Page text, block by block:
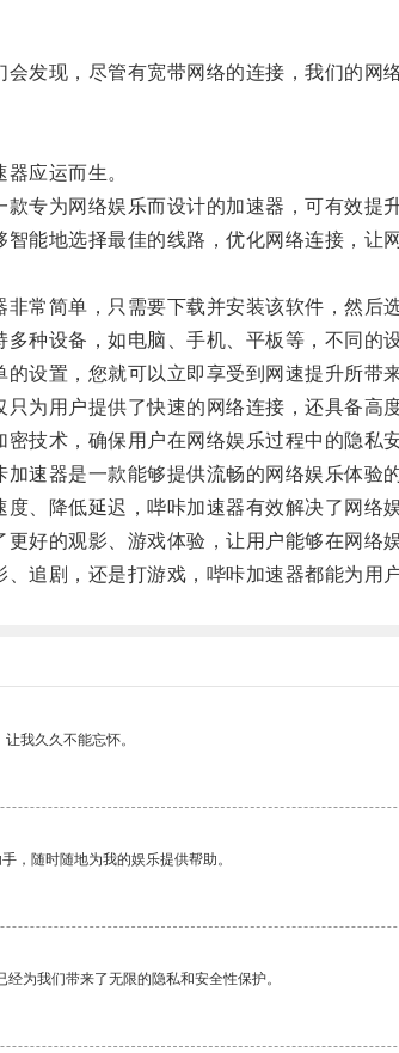
现，尽管有宽带网络的连接，我们的网
应运而生。
为网络娱乐而设计的加速器，可有效提升
地选择最佳的线路，优化网络连接，让
简单，只需要下载并安装该软件，然后选
设备，如电脑、手机、平板等，不同的
置，您就可以立即享受到网速提升所带来
用户提供了快速的网络连接，还具备高度
术，确保用户在网络娱乐过程中的隐私安
器是一款能够提供流畅的网络娱乐体验的
降低延迟，哔咔加速器有效解决了网络娱
的观影、游戏体验，让用户能够在网络娱
剧，还是打游戏，哔咔加速器都能为用
我久久不能忘怀。
，随时随地为我的娱乐提供帮助。
为我们带来了无限的隐私和安全性保护。